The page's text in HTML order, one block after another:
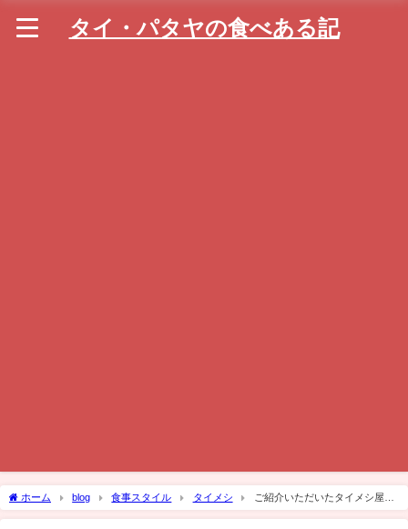
タイ・パタヤの食べある記
ホーム blog 食事スタイル タイメシ
ご紹介いただいたタイメシ屋さ
んに行ってきました